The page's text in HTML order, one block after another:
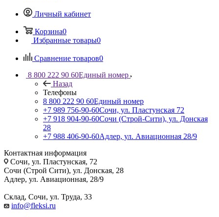
Личный кабинет
Корзина0
Избранные товары0
Сравнение товаров0
8 800 222 90 60Единый номер
Назад
Телефоны
8 800 222 90 60Единый номер
+7 989 756-90-60Сочи, ул. Пластунская 72
+7 918 904-90-60Сочи (Строй-Сити), ул. Донская
28
+7 988 406-90-60Адлер, ул. Авиационная 28/9
Контактная информация
Сочи, ул. Пластунская, 72
Сочи (Строй Сити), ул. Донская, 28
Адлер, ул. Авиационная, 28/9
Склад, Сочи, ул. Труда, 33
info@fleksi.ru